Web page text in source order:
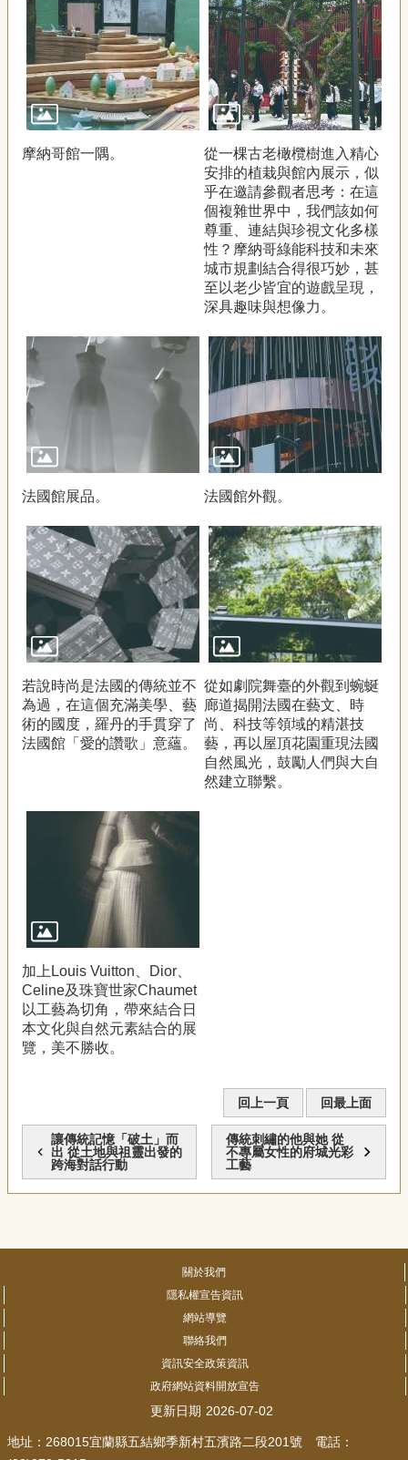
摩納哥館一隅。
從一棵古老橄欖樹進入精心
安排的植栽與館內展示，似
乎在邀請參觀者思考：在這
個複雜世界中，我們該如何
尊重、連結與珍視文化多樣
性？摩納哥綠能科技和未來
城市規劃結合得很巧妙，甚
至以老少皆宜的遊戲呈現，
深具趣味與想像力。
法國館展品。 法國館外觀。
若說時尚是法國的傳統並不
為過，在這個充滿美學、藝
術的國度，羅丹的手貫穿了
法國館「愛的讚歌」意蘊。
從如劇院舞臺的外觀到蜿蜒
廊道揭開法國在藝文、時
尚、科技等領域的精湛技
藝，再以屋頂花園重現法國
自然風光，鼓勵人們與大自
然建立聯繫。
加上Louis Vuitton、Dior、
Celine及珠寶世家Chaumet
以工藝為切角，帶來結合日
本文化與自然元素結合的展
覽，美不勝收。
回上一頁 回最上面
讓傳統記憶「破土」而
出 從土地與祖靈出發的
跨海對話行動
傳統刺繡的他與她 從
不專屬女性的府城光彩
工藝
關於我們
隱私權宣告資訊
網站導覽
聯絡我們
資訊安全政策資訊
政府網站資料開放宣告
更新日期 2026-07-02
地址：268015宜蘭縣五結鄉季新村五濱路二段201號 電話：